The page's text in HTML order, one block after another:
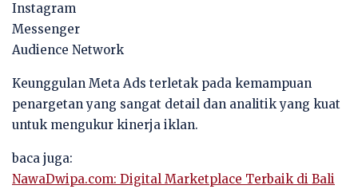
Instagram
Messenger
Audience Network
Keunggulan Meta Ads terletak pada kemampuan
penargetan yang sangat detail dan analitik yang kuat
untuk mengukur kinerja iklan.
baca juga:
NawaDwipa.com: Digital Marketplace Terbaik di Bali